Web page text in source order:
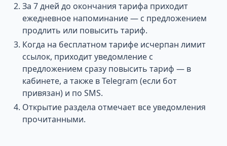
За 7 дней до окончания тарифа приходит
ежедневное напоминание — с предложением
продлить или повысить тариф.
Когда на бесплатном тарифе исчерпан лимит
ссылок, приходит уведомление с
предложением сразу повысить тариф — в
кабинете, а также в Telegram (если бот
привязан) и по SMS.
Открытие раздела отмечает все уведомления
прочитанными.